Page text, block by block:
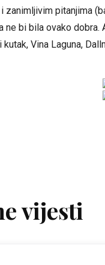
zanimljivim pitanjima
ne bi bila ovako dobra.
Vina Laguna,
vijesti